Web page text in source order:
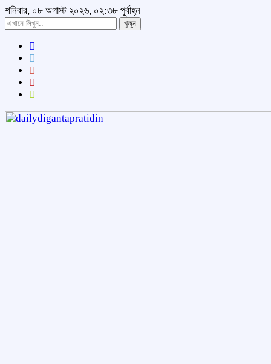
শনিবার, ০৮ অগাস্ট ২০২৬, ০২:৩৮ পূর্বাহ্ন
খুজুন